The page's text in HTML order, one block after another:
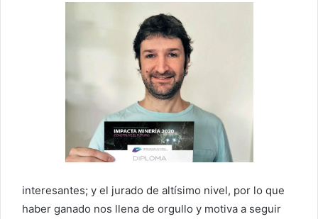
interesantes; y el jurado de altísimo nivel, por lo que
haber ganado nos llena de orgullo y motiva a seguir